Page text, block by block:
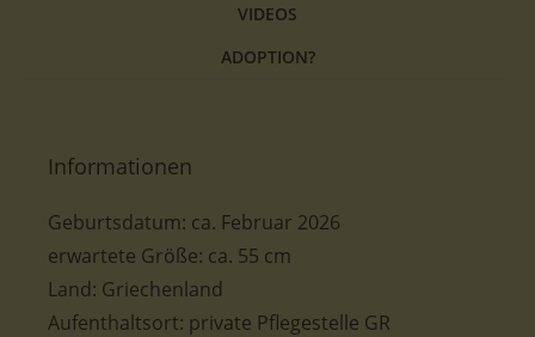
VIDEOS
ADOPTION?
Informationen
Geburtsdatum: ca. Februar 2026
erwartete Größe: ca. 55 cm
Land: Griechenland
Aufenthaltsort: private Pflegestelle GR